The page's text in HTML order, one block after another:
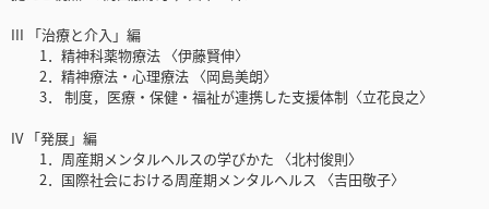
III 「治療と介入」編
1．精神科薬物療法 〈伊藤賢伸〉
2．精神療法・心理療法 〈岡島美朗〉
3． 制度，医療・保健・福祉が連携した支援体制〈立花良之〉
IV 「発展」編
1．周産期メンタルヘルスの学びかた 〈北村俊則〉
2．国際社会における周産期メンタルヘルス 〈吉田敬子〉